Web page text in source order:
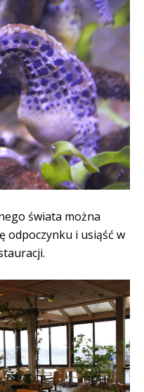
świata można
odpoczynku i usiąść w